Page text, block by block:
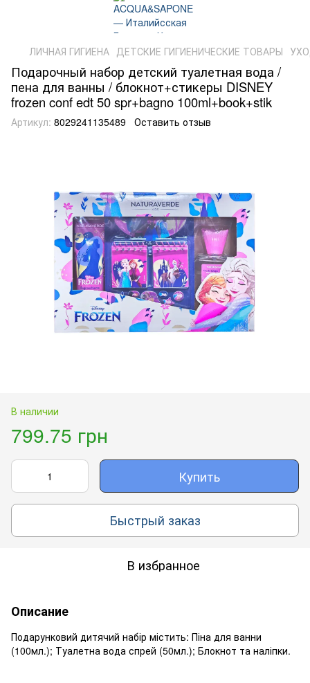
ЛИЧНАЯ ГИГИЕНА ДЕТСКИЕ ГИГИЕНИЧЕСКИЕ ТОВАРЫ
Подарочный набор детский туалетная вода /
пена для ванны / блокнот+стикеры DISNEY
frozen conf edt 50 spr+bagno 100ml+book+stik
Артикул: 8029241135489 Оставить отзыв
В наличии
799.75 грн
Купить
Быстрый заказ
В избранное
Описание
Подарунковий дитячий набір містить: Піна для ванни
(100мл.); Туалетна вода спрей (50мл.); Блокнот та наліпки.